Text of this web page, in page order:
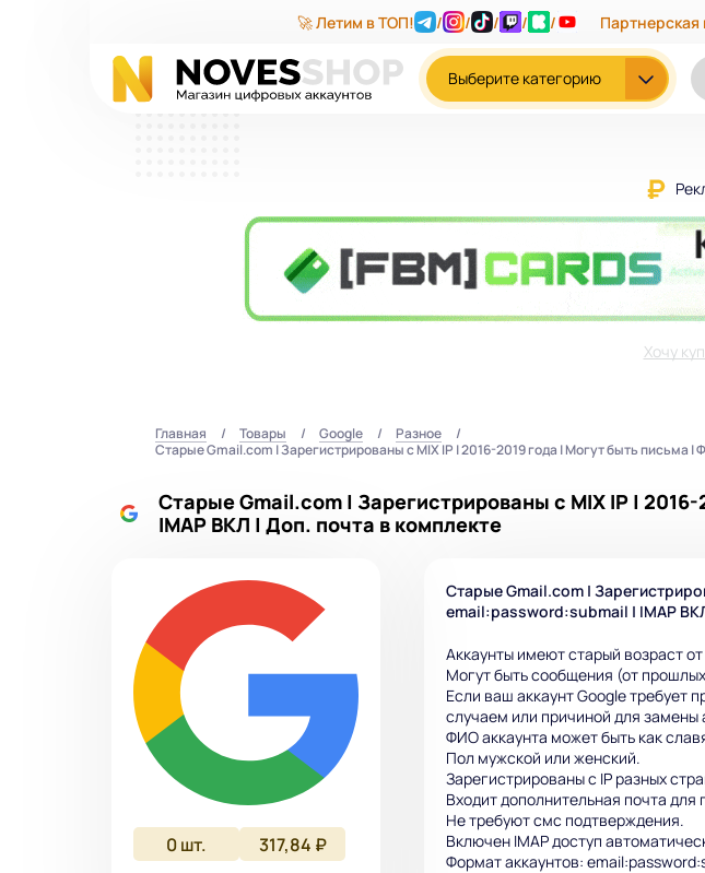
🚀 Летим в ТОП! / / / / /
Выберите категорию
Хочу
Главная Товары Google
Разное
Старые Gmail.com | Зарегистрированы с MIX IP | 2016-2019 года | Могут быть письма
Старые Gmail.com | Зарегистрированы с MIX IP |
IMAP ВКЛ | Доп. почта в комплекте
0шт. 317,84 ₽
Старые Gmail.com |
email:password:submail | IMAP
Аккаунты имеют старый возраст
Могут быть сообщения (от
Если ваш аккаунт Google требует
случаем или причиной для замены
ФИО аккаунта может быть как
Пол мужской или женский.
Зарегистрированы с IP разных
Входит дополнительная почта для
Не требуют смс подтверждения.
Включен IMAP доступ
Формат аккаунтов: